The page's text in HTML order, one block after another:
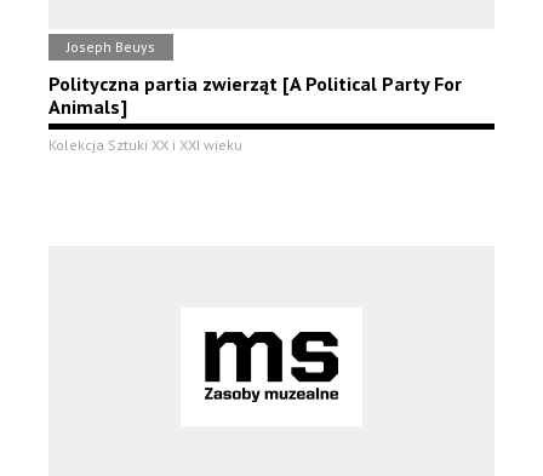
Joseph Beuys
Polityczna partia zwierząt [A Political Party For
Animals]
Kolekcja Sztuki XX i XXI wieku